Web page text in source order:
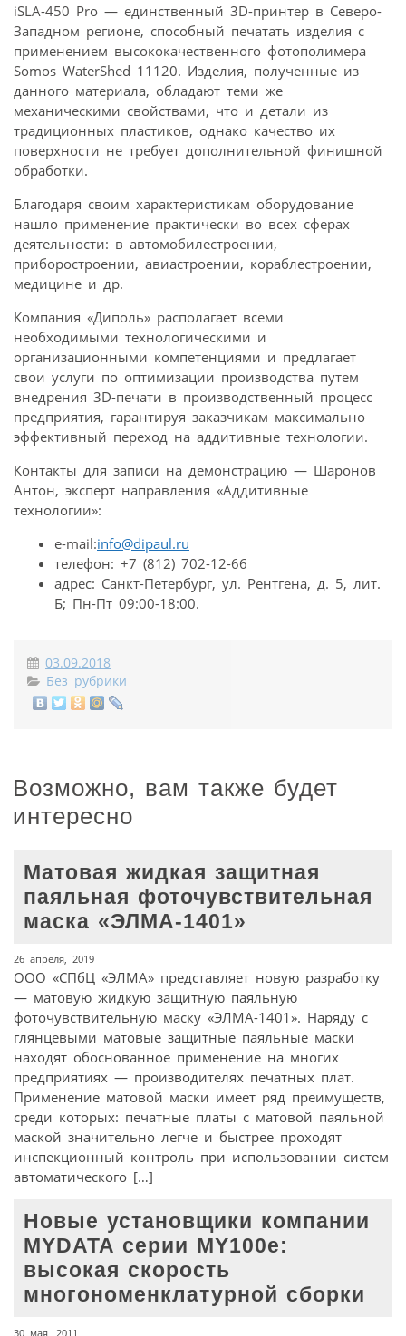
iSLA-450 Pro — единственный 3D-принтер в Северо-
Западном регионе, способный печатать изделия с
применением высококачественного фотополимера
Somos WaterShed 11120. Изделия, полученные из
данного материала, обладают теми же
механическими свойствами, что и детали из
традиционных пластиков, однако качество их
поверхности не требует дополнительной финишной
обработки.
Благодаря своим характеристикам оборудование
нашло применение практически во всех сферах
деятельности: в автомобилестроении,
приборостроении, авиастроении, кораблестроении,
медицине и др.
Компания «Диполь» располагает всеми
необходимыми технологическими и
организационными компетенциями и предлагает
свои услуги по оптимизации производства путем
внедрения 3D-печати в производственный процесс
предприятия, гарантируя заказчикам максимально
эффективный переход на аддитивные технологии.
Контакты для записи на демонстрацию — Шаронов
Антон, эксперт направления «Аддитивные
технологии»:
e-mail:info@dipaul.ru
телефон: +7 (812) 702-12-66
адрес: Санкт-Петербург, ул. Рентгена, д. 5, лит.
Б; Пн-Пт 09:00-18:00.
03.09.2018
Без рубрики
Возможно, вам также будет
интересно
Матовая жидкая защитная
паяльная фоточувствительная
маска «ЭЛМА-1401»
26 апреля, 2019
ООО «СПбЦ «ЭЛМА» представляет новую разработку
— матовую жидкую защитную паяльную
фоточувствительную маску «ЭЛМА-1401». Наряду с
глянцевыми матовые защитные паяльные маски
находят обоснованное применение на многих
предприятиях — производителях печатных плат.
Применение матовой маски имеет ряд преимуществ,
среди которых: печатные платы с матовой паяльной
маской значительно легче и быстрее проходят
инспекционный контроль при использовании систем
автоматического […]
Новые установщики компании
MYDATA серии MY100e:
высокая скорость
многономенклатурной сборки
30 мая, 2011